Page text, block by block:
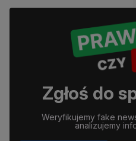
Zgłoś do
Weryfikujemy fake
analizujemy